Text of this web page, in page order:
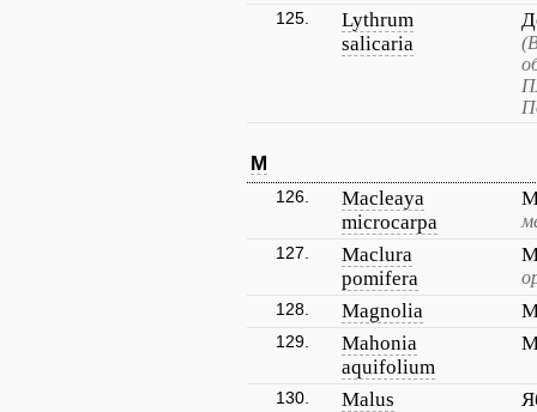
125.
Lythrum
salicaria
M
126.
Macleaya
microcarpa
127.
Maclura
pomifera
128. Magnolia
129.
Mahonia
aquifolium
130. Malus